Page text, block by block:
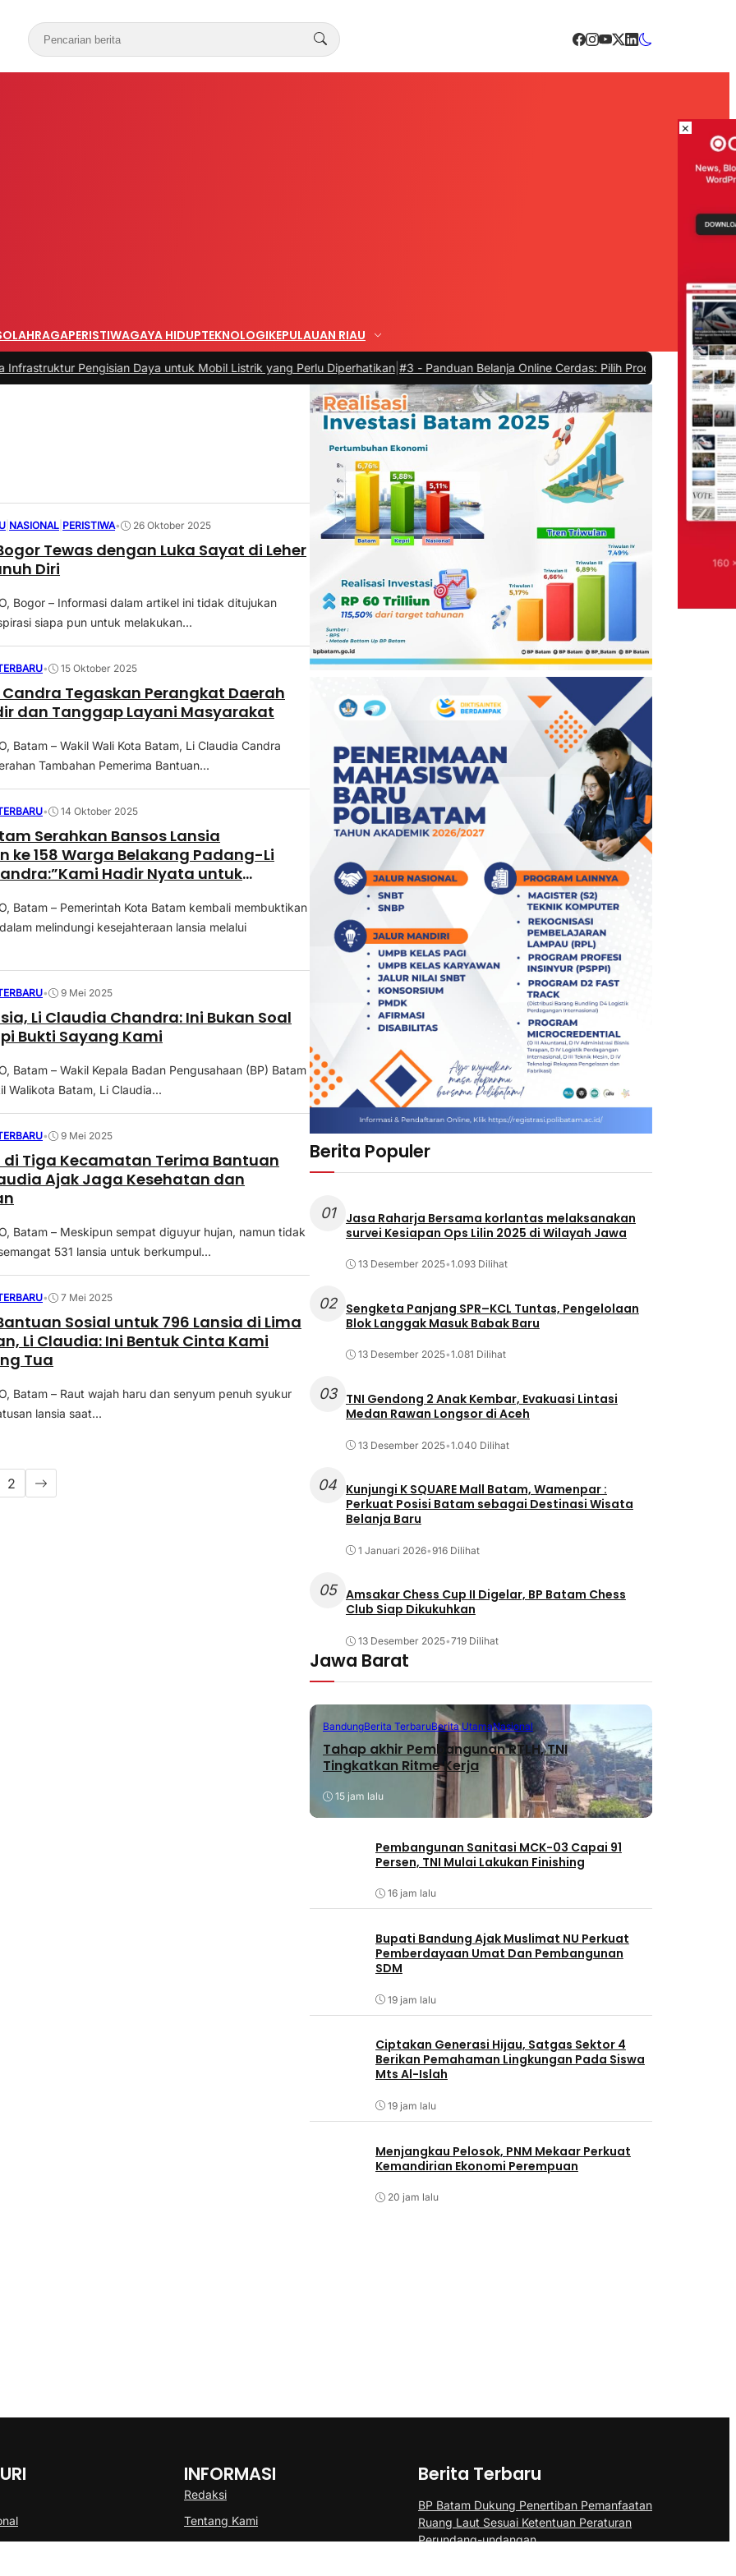
OLAHRAGAPERISTIWAGAYA HIDUPTEKNOLOGIKEPULAUAN RIAU
Pengisian Daya untuk Mobil Listrik yang Perlu Diperhatikan |#3 -Panduan Belanja Online Cerdas: Pilih Produk dengan Bijak dan
NASIONAL PERISTIWA• 26 Oktober 2025
Tewas dengan Luka Sayat di Leher
Diri
Bogor – Informasi dalam artikel ini tidak ditujukan
siapa pun untuk melakukan...
• 15 Oktober 2025
Tegaskan Perangkat Daerah
dan Tanggap Layani Masyarakat
Batam – Wakil Wali Kota Batam, Li Claudia Candra
Tambahan Pemerima Bantuan...
• 14 Oktober 2025
Serahkan Bansos Lansia
ke 158 Warga Belakang Padang-Li
Hadir Nyata untuk
Batam – Pemerintah Kota Batam kembali membuktikan
melindungi kesejahteraan lansia melalui
• 9 Mei 2025
Li Claudia Chandra: Ini Bukan Soal
Bukti Sayang Kami
Batam – Wakil Kepala Badan Pengusahaan (BP) Batam
Walikota Batam, Li Claudia...
• 9 Mei 2025
di Tiga Kecamatan Terima Bantuan
Ajak Jaga Kesehatan dan
Batam – Meskipun sempat diguyur hujan, namun tidak
531 lansia untuk berkumpul...
• 7 Mei 2025
Sosial untuk 796 Lansia di Lima
Li Claudia: Ini Bentuk Cinta Kami
Tua
Batam – Raut wajah haru dan senyum penuh syukur
lansia saat...
2
Berita Populer
01
Jasa Raharja Bersama korlantas melaksanakan
survei Kesiapan Ops Lilin 2025 di Wilayah Jawa
13 Desember 2025•1.093 Dilihat
02
Sengketa Panjang SPR–KCL Tuntas, Pengelolaan
Blok Langgak Masuk Babak Baru
13 Desember 2025•1.081 Dilihat
03
TNI Gendong 2 Anak Kembar, Evakuasi Lintasi
Medan Rawan Longsor di Aceh
13 Desember 2025•1.040 Dilihat
04 Kunjungi K SQUARE Mall Batam, Wamenpar :
Perkuat Posisi Batam sebagai Destinasi Wisata
Belanja Baru
1 Januari 2026•916 Dilihat
05 Amsakar Chess Cup II Digelar, BP Batam Chess
Club Siap Dikukuhkan
13 Desember 2025•719 Dilihat
Jawa Barat
BandungBerita TerbaruBerita UtamaNasional
Tahap akhir Pembangunan RTLH, TNI
Tingkatkan Ritme Kerja
15 jam lalu
Pembangunan Sanitasi MCK-03 Capai 91
Persen, TNI Mulai Lakukan Finishing
16 jam lalu
Bupati Bandung Ajak Muslimat NU Perkuat
Pemberdayaan Umat Dan Pembangunan
SDM
19 jam lalu
Ciptakan Generasi Hijau, Satgas Sektor 4
Berikan Pemahaman Lingkungan Pada Siswa
Mts Al-Islah
19 jam lalu
Menjangkau Pelosok, PNM Mekaar Perkuat
Kemandirian Ekonomi Perempuan
20 jam lalu
INFORMASI
Redaksi
Tentang Kami
Berita Terbaru
BP Batam Dukung Penertiban Pemanfaatan
Ruang Laut Sesuai Ketentuan Peraturan
Perundang-undangan
×